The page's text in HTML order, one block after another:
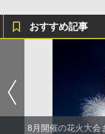
おすすめ記事
8月開催の花火大会